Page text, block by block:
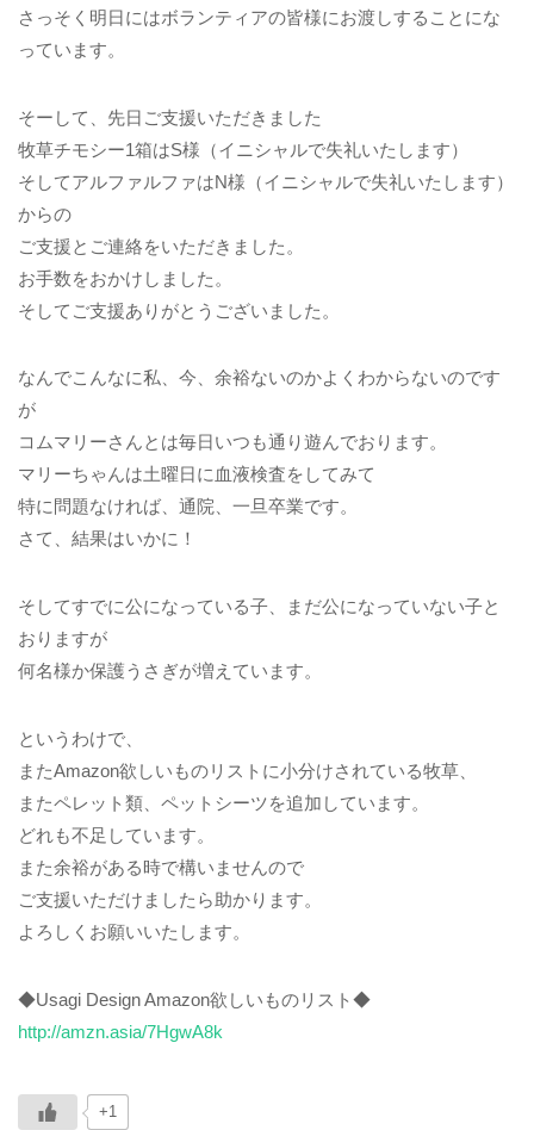
さっそく明日にはボランティアの皆様にお渡しすることにな
っています。
そーして、先日ご支援いただきました
牧草チモシー1箱はS様（イニシャルで失礼いたします）
そしてアルファルファはN様（イニシャルで失礼いたします）
からの
ご支援とご連絡をいただきました。
お手数をおかけしました。
そしてご支援ありがとうございました。
なんでこんなに私、今、余裕ないのかよくわからないのです
が
コムマリーさんとは毎日いつも通り遊んでおります。
マリーちゃんは土曜日に血液検査をしてみて
特に問題なければ、通院、一旦卒業です。
さて、結果はいかに！
そしてすでに公になっている子、まだ公になっていない子と
おりますが
何名様か保護うさぎが増えています。
というわけで、
またAmazon欲しいものリストに小分けされている牧草、
またペレット類、ペットシーツを追加しています。
どれも不足しています。
また余裕がある時で構いませんので
ご支援いただけましたら助かります。
よろしくお願いいたします。
◆Usagi Design Amazon欲しいものリスト◆
http://amzn.asia/7HgwA8k
+1